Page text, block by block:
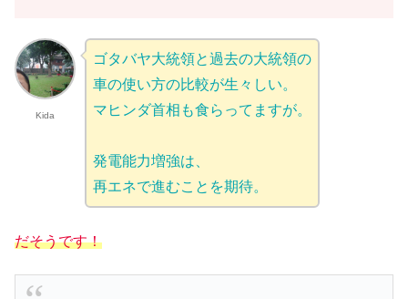
Kida
ゴタバヤ大統領と過去の大統領の
車の使い方の比較が生々しい。
マヒンダ首相も食らってますが。
発電能力増強は、
再エネで進むことを期待。
だそうです！